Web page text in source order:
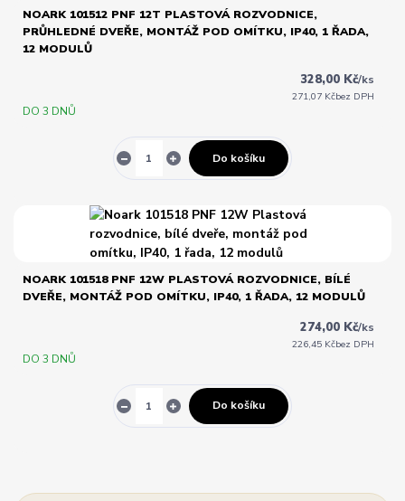
NOARK 101512 PNF 12T PLASTOVÁ ROZVODNICE,
PRŮHLEDNÉ DVEŘE, MONTÁŽ POD OMÍTKU, IP40, 1 ŘADA,
12 MODULŮ
328,00 Kč/ks
271,07 Kčbez DPH
DO 3 DNŮ
Do košíku
NOARK 101518 PNF 12W PLASTOVÁ ROZVODNICE, BÍLÉ
DVEŘE, MONTÁŽ POD OMÍTKU, IP40, 1 ŘADA, 12 MODULŮ
274,00 Kč/ks
226,45 Kčbez DPH
DO 3 DNŮ
Do košíku